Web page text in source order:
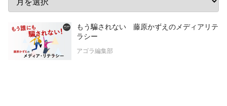
もう騙されない 藤原かずえのメディアリテ
ラシー
アゴラ編集部